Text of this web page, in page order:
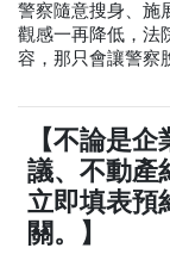
警察隨意搜身、施
觀感一再降低，法
容，那只會讓警察
【不論是
議、不動產
立即填表預
關。】